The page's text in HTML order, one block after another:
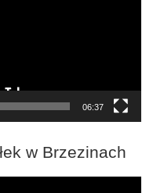
06:37
w Brzezinach